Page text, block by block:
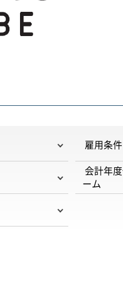
雇用条
会計年
ーム